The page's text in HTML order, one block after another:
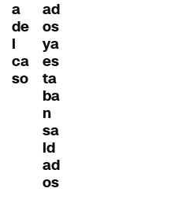
a
de
l
ca
so
ad
os
ya
es
ta
ba
n
sa
ld
ad
os